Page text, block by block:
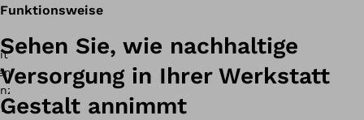
Funktionsweise
Sehen Sie, wie nachhaltige
Versorgung in Ihrer Werkstatt
Gestalt annimmt